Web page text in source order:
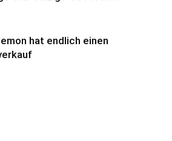
hat endlich einen